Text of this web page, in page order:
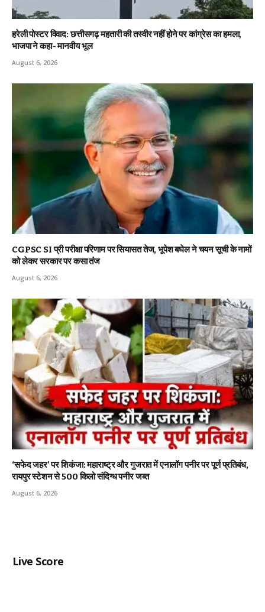
हरेली पोस्टर विवाद: छत्तीसगढ़ महतारी की तस्वीर नहीं होने पर कांग्रेस का हमला,
भाजपा ने कहा- मानवीय भूल
August 6, 2026
CGPSC SI प्री परीक्षा परिणाम पर सियासत तेज, भूपेश बघेल ने चयन सूची के नामों
को लेकर सरकार पर कसा तंज
August 6, 2026
‘सफेद जहर’ पर शिकंजा: महाराष्ट्र और गुजरात में एनालॉग पनीर पर पूर्ण प्रतिबंध,
रायपुर स्टेशन से 500 किलो संदिग्ध पनीर जब्त
August 6, 2026
Live Score